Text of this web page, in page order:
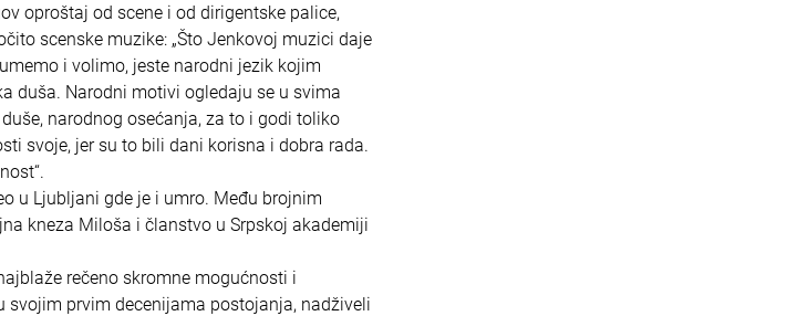
oproštaj od scene i od dirigentske palice,
scenske muzike: „Što Jenkovoj muzici daje
i volimo, jeste narodni jezik kojim
duša. Narodni motivi ogledaju se u svima
narodnog osećanja, za to i godi toliko
svoje, jer su to bili dani korisna i dobra rada.
u Ljubljani gde je i umro. Među brojnim
kneza Miloša i članstvo u Srpskoj akademiji
rečeno skromne mogućnosti i
prvim decenijama postojanja, nadživeli